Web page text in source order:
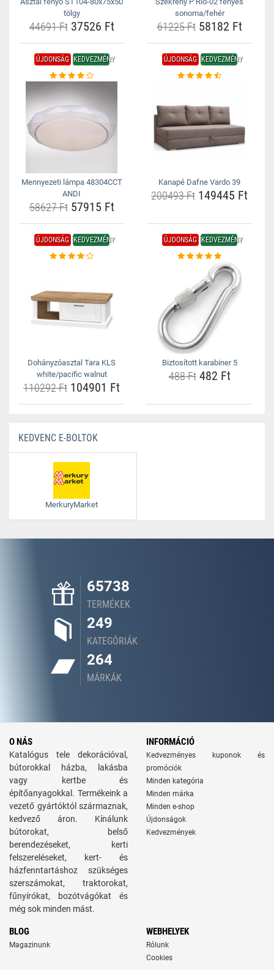
tölgy
44691 Ft37526 Ft
sonoma/fehér
61225 Ft58182 Ft
ÚJDONSÁG KEDVEZMÉNY
Mennyezeti lámpa 48304CCT
ANDI
58627 Ft57915 Ft
ÚJDONSÁG KEDVEZMÉNY
Kanapé Dafne Vardo 39
200493 Ft 149445 Ft
ÚJDONSÁG KEDVEZMÉNY
Dohányzóasztal Tara KLS
white/pacific walnut
110292 Ft 104901 Ft
ÚJDONSÁG KEDVEZMÉNY
Biztosított karabiner 5
488 Ft482 Ft
KEDVENC E-BOLTOK
MerkuryMarket
65738
TERMÉKEK
249
KATEGÓRIÁK
264
MÁRKÁK
O NÁS
Katalógus tele dekorációval,
bútorokkal házba, lakásba
vagy kertbe és
építőanyagokkal. Termékeink a
vezető gyártóktól származnak,
kedvező áron. Kínálunk
bútorokat, belső
berendezéseket, kerti
felszereléseket, kert- és
házfenntartáshoz szükséges
szerszámokat, traktorokat,
fűnyírókat, bozótvágókat és
még sok minden mást.
INFORMÁCIÓ
Kedvezményes kuponok és
promóciók
Minden kategória
Minden márka
Minden e-shop
Újdonságok
Kedvezmények
BLOG
Magazinunk
WEBHELYEK
Rólunk
Cookies